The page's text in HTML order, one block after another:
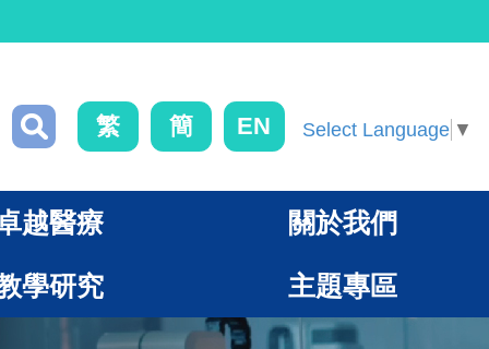
繁 簡 EN Select Language ▼
越醫療 關於我們
學研究 主題專區